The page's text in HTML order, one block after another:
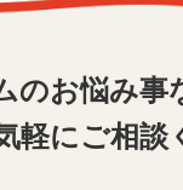
のお悩み事
軽にご相談